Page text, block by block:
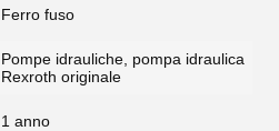
Ferro fuso
Pompe idrauliche, pompa idraulica
Rexroth originale
1 anno